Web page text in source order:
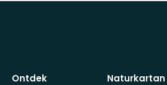
Ontdek
Naturkartan